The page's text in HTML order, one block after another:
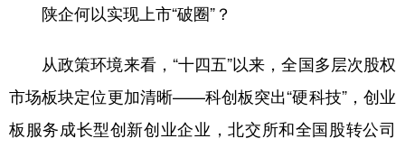
陕企何以实现上市“破圈”？
从政策环境来看，“十四五”以来，全国多层次股权
市场板块定位更加清晰——科创板突出“硬科技”，创业
板服务成长型创新创业企业，北交所和全国股转公司